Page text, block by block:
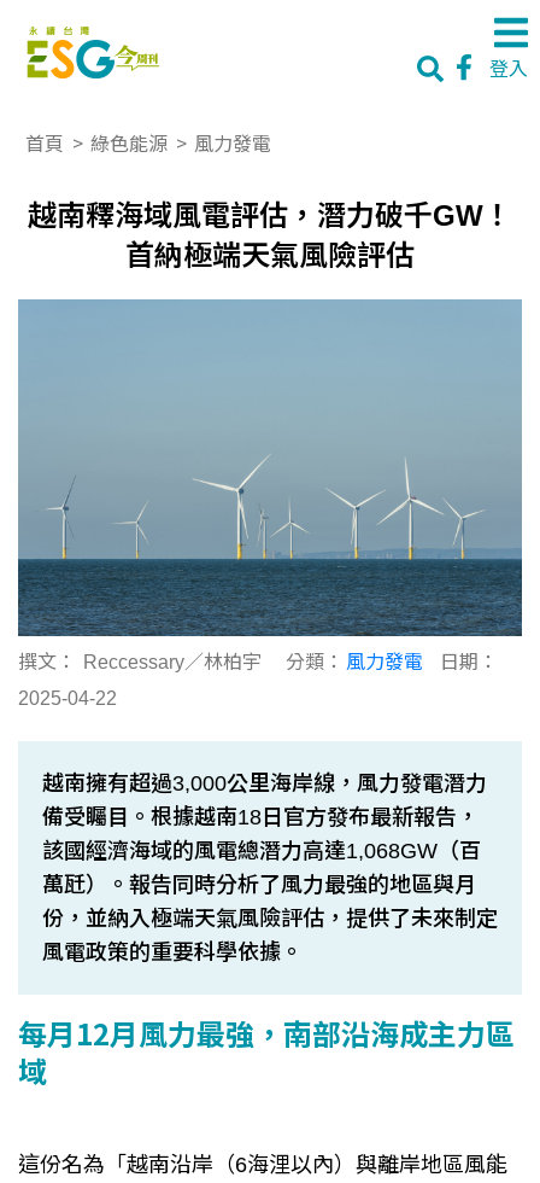
登入
首頁 > 綠色能源 > 風力發電
越南釋海域風電評估，潛力破千GW！
首納極端天氣風險評估
撰文： Reccessary／林柏宇 分類： 風力發電
日期：
2025-04-22
越南擁有超過3,000公里海岸線，風力發電潛力
備受矚目。根據越南18日官方發布最新報告，
該國經濟海域的風電總潛力高達1,068GW（百
萬瓩）。報告同時分析了風力最強的地區與月
份，並納入極端天氣風險評估，提供了未來制定
風電政策的重要科學依據。
每月12月風力最強，南部沿海成主力區
域
這份名為「越南沿岸（6海浬以內）與離岸地區風能